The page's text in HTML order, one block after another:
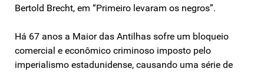
Bertold Brecht, em “Primeiro levaram os negros”.
Há 67 anos a Maior das Antilhas sofre um bloqueio
comercial e econômico criminoso imposto pelo
imperialismo estadunidense, causando uma série de